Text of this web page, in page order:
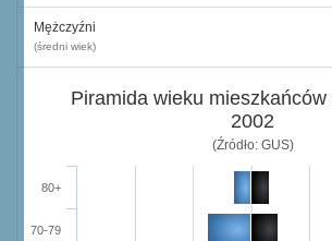
Mężczyźni
(średni wiek)
Piramida wieku mieszkańców
2002
(Źródło: GUS)
70-79
80+